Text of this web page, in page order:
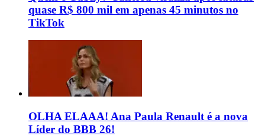
quase R$ 800 mil em apenas 45 minutos no
TikTok
OLHA ELAAA! Ana Paula Renault é a nova
Líder do BBB 26!